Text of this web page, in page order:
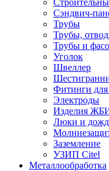
Сэндвич-
Трубы
Трубы,
Трубы и
Уголок
Швеллер
Фитинги
Электроды
Изделия
Люки и
Заземление
УЗИП Citel
Металлообработка